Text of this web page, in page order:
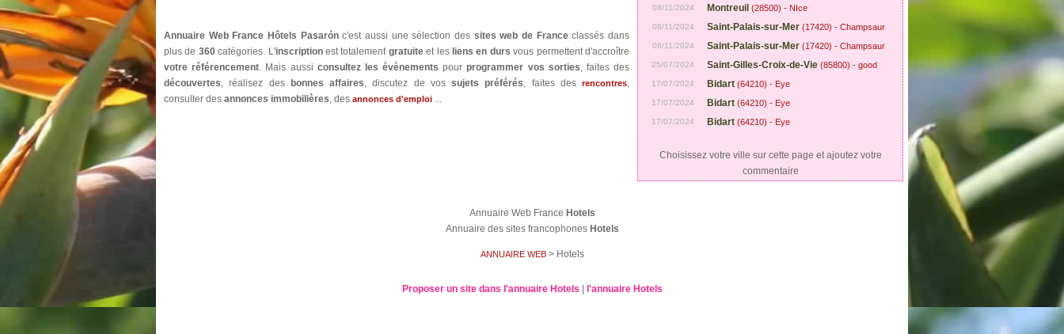
Annuaire Web France Hôtels Pasarónc'est aussi une sélection des sites web de Franceclassés dans
plus de 360catégories. L'inscriptionest totalement gratuiteet les liens en dursvous permettent d'accroître
votre référencement. Mais aussi consultez les évènements pourprogrammer vos sorties, faites des
découvertes, réalisez des bonnes affaires, discutez de vos sujets préférés, faites des rencontres,
consulter des annonces immobilières, des annonces d'emploi ...
08/11/2024 Montreuil (28500) - NIce
08/11/2024 Saint-Palais-sur-Mer (17420) - Champsaur
08/11/2024 Saint-Palais-sur-Mer (17420) - Champsaur
25/07/2024 Saint-Gilles-Croix-de-Vie (85800) - good
17/07/2024 Bidart (64210) - Eye
17/07/2024 Bidart (64210) - Eye
17/07/2024 Bidart (64210) - Eye
Choisissez votre ville sur cette page et ajoutez votre
commentaire
Annuaire Web France Hotels
Annuaire des sites francophones Hotels
ANNUAIRE WEB> Hotels
Proposer un site dans l'annuaire Hotels l'annuaire Hotels